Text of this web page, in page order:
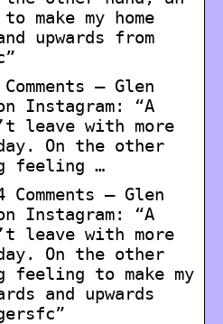
make my home
upwards from
– Glen
Instagram: “A
leave with more
On the other
feeling …
– Glen
Instagram: “A
leave with more
On the other
feeling to make my
and upwards